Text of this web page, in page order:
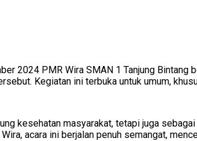
2024 PMR Wira SMAN 1 Tanjung
Kegiatan ini terbuka untuk umum,
kesehatan masyarakat, tetapi juga
acara ini berjalan penuh semangat,